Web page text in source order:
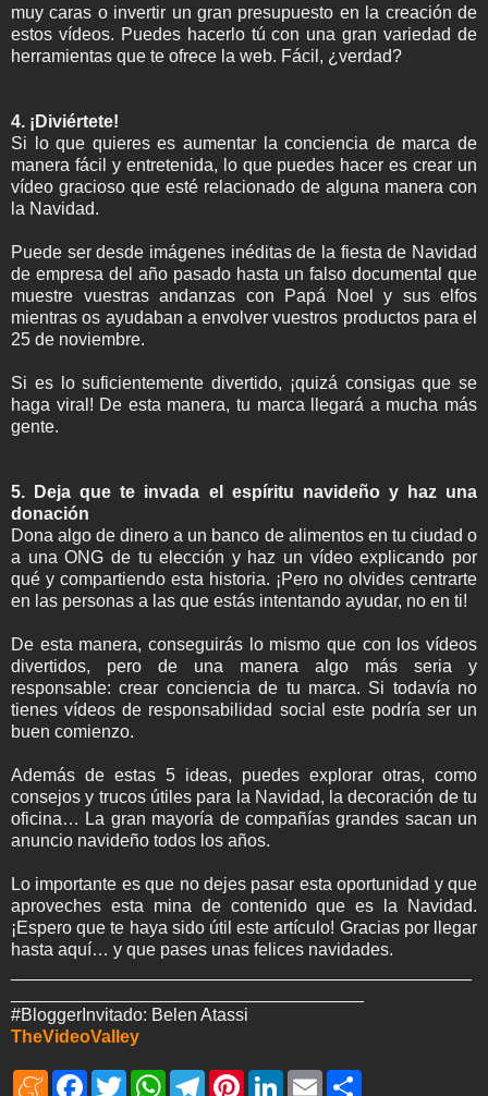
muy caras o invertir un gran presupuesto en la creación de
estos vídeos. Puedes hacerlo tú con una gran variedad de
herramientas que te ofrece la web. Fácil, ¿verdad?
4. ¡Diviértete!
Si lo que quieres es aumentar la conciencia de marca de
manera fácil y entretenida, lo que puedes hacer es crear un
vídeo gracioso que esté relacionado de alguna manera con
la Navidad.
Puede ser desde imágenes inéditas de la fiesta de Navidad
de empresa del año pasado hasta un falso documental que
muestre vuestras andanzas con Papá Noel y sus elfos
mientras os ayudaban a envolver vuestros productos para el
25 de noviembre.
Si es lo suficientemente divertido, ¡quizá consigas que se
haga viral! De esta manera, tu marca llegará a mucha más
gente.
5. Deja que te invada el espíritu navideño y haz una
donación
Dona algo de dinero a un banco de alimentos en tu ciudad o
a una ONG de tu elección y haz un vídeo explicando por
qué y compartiendo esta historia. ¡Pero no olvides centrarte
en las personas a las que estás intentando ayudar, no en ti!
De esta manera, conseguirás lo mismo que con los vídeos
divertidos, pero de una manera algo más seria y
responsable: crear conciencia de tu marca. Si todavía no
tienes vídeos de responsabilidad social este podría ser un
buen comienzo.
Además de estas 5 ideas, puedes explorar otras, como
consejos y trucos útiles para la Navidad, la decoración de tu
oficina… La gran mayoría de compañías grandes sacan un
anuncio navideño todos los años.
Lo importante es que no dejes pasar esta oportunidad y que
aproveches esta mina de contenido que es la Navidad.
¡Espero que te haya sido útil este artículo! Gracias por llegar
hasta aquí… y que pases unas felices navidades.
#BloggerInvitado: Belen Atassi
TheVideoValley
M
F
T
W
T
P
L
E